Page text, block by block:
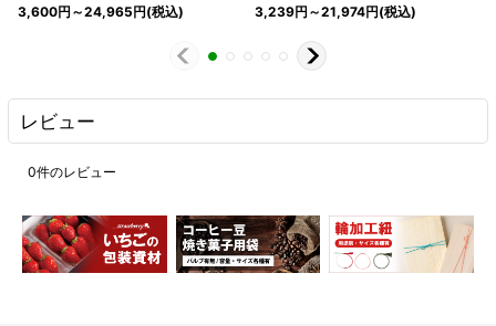
3,600円 ～24,965円(税込)
3,239円 ～21,974円(税込)
レビュー
0件のレビュー